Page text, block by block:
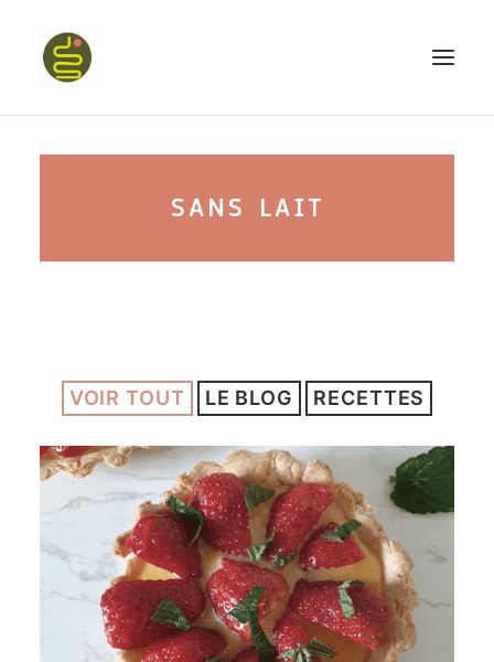
PROGRAMME HAPPY BELLY
podcast kinoa
ARTICLES
YOGA
faire le quiz
Recherche
SANS LAIT
VOIR TOUT LE BLOG RECETTES